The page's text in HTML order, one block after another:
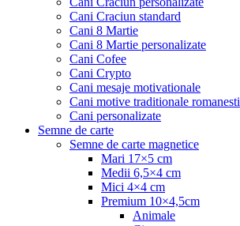
Cani Craciun standard
Cani 8 Martie
Cani 8 Martie personalizate
Cani Cofee
Cani Crypto
Cani mesaje motivationale
Cani motive traditionale romanesti
Cani personalizate
Semne de carte
Semne de carte magnetice
Mari 17×5 cm
Medii 6,5×4 cm
Mici 4×4 cm
Premium 10×4,5cm
Animale